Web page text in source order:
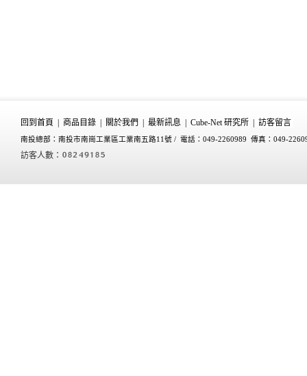
回到首頁 商品目錄 關於我們 最新訊息 Cube-Net 研究所 訪客留言
南投總部：南投市南崗工業區工業南五路11號 / 電話：049-2260989 傳真：049-
訪客人數：